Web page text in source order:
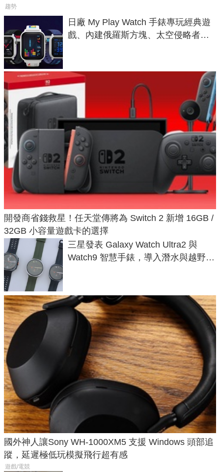
趨勢
日廠 My Play Watch 手錶專玩經典遊
戲、內建俄羅斯方塊、太空侵略者，
開發商省錢救星！任天堂傳將為 Switch 2 新增 16GB /
32GB 小容量遊戲卡的選擇
三星發表 Galaxy Watch Ultra2 與
Watch9 智慧手錶，導入潛水與越野跑
國外神人讓Sony WH-1000XM5 支援 Windows 頭部追
蹤，延遲極低玩模擬飛行超有感
遊戲/電競